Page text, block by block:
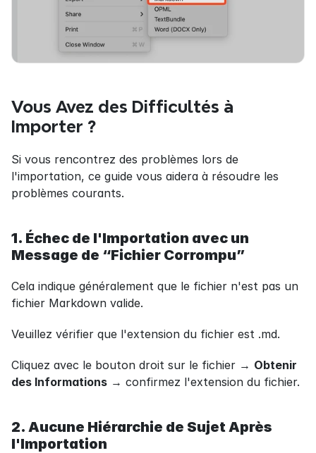
Vous Avez des Difficultés à
Importer ?
Si vous rencontrez des problèmes lors de
l'importation, ce guide vous aidera à résoudre les
problèmes courants.
1. Échec de l'Importation avec un
Message de “Fichier Corrompu”
Cela indique généralement que le fichier n'est pas un
fichier Markdown valide.
Veuillez vérifier que l'extension du fichier est .md.
Cliquez avec le bouton droit sur le fichier → Obtenir
des Informations → confirmez l'extension du fichier.
2. Aucune Hiérarchie de Sujet Après
l'Importation